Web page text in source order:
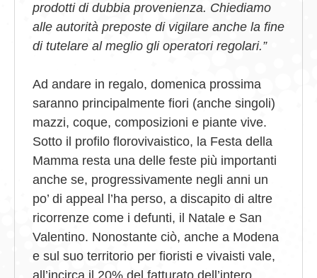
prodotti di dubbia provenienza. Chiediamo
alle autorità preposte di vigilare anche la fine
di tutelare al meglio gli operatori regolari.”
Ad andare in regalo, domenica prossima
saranno principalmente fiori (anche singoli)
mazzi, coque, composizioni e piante vive.
Sotto il profilo florovivaistico, la Festa della
Mamma resta una delle feste più importanti
anche se, progressivamente negli anni un
po’ di appeal l’ha perso, a discapito di altre
ricorrenze come i defunti, il Natale e San
Valentino. Nonostante ciò, anche a Modena
e sul suo territorio per fioristi e vivaisti vale,
all’incirca il 20% del fatturato dell’intero